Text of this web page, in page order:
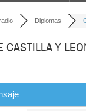
Diplomas
CASTILLA Y